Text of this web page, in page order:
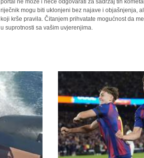
portal ne može i neće odgovarati za sadržaj tih
riječnik mogu biti uklonjeni bez najave i objašnjenja,
koji krše pravila. Čitanjem prihvatate mogućnost da
u suprotnosti sa vašim uvjerenjima.